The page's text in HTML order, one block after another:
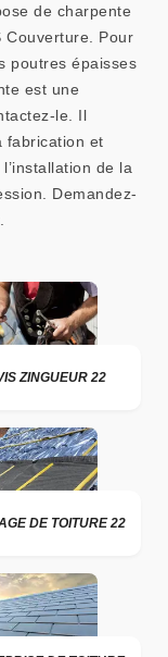
de charpente
Couverture. Pour
poutres épaisses
est une
le. Il
fabrication et
de la
Demandez-
ZINGUEUR 22
DE TOITURE 22